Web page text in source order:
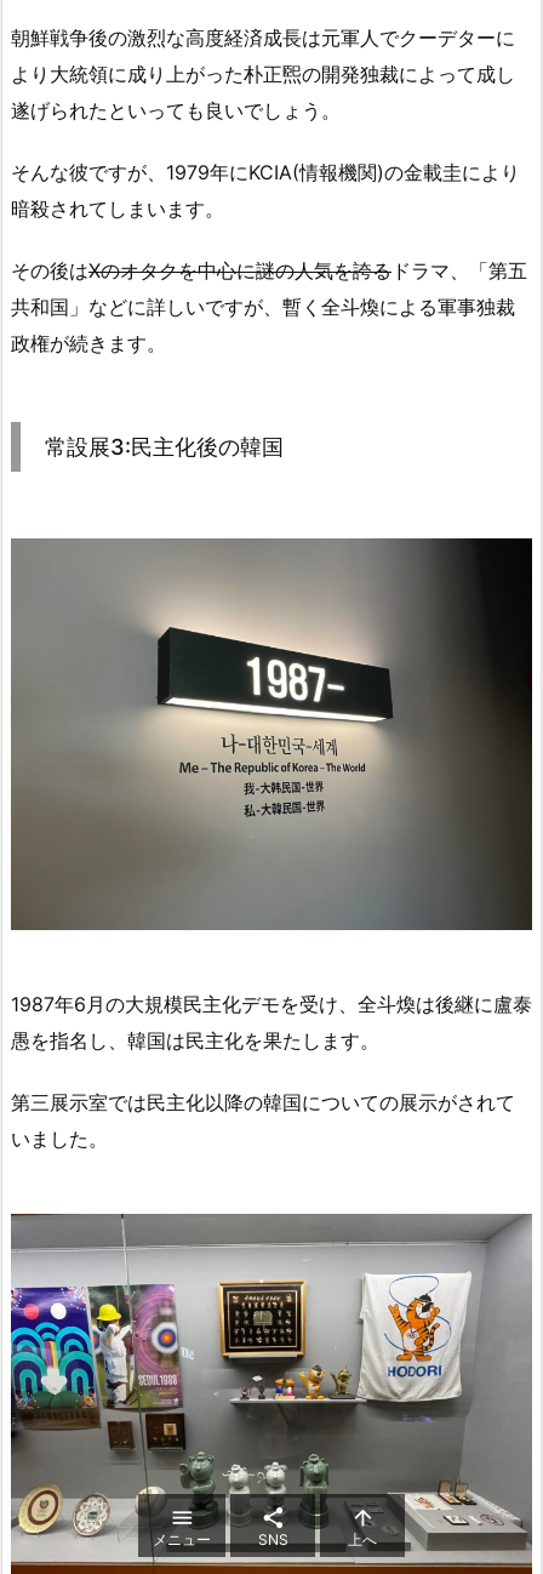
朝鮮戦争後の激烈な高度経済成長は元軍人でクーデターに
より大統領に成り上がった朴正煕の開発独裁によって成し
遂げられたといっても良いでしょう。
そんな彼ですが、1979年にKCIA(情報機関)の金載圭により
暗殺されてしまいます。
その後はXのオタクを中心に謎の人気を誇る ドラマ、「第五
共和国」などに詳しいですが、暫く全斗煥による軍事独裁
政権が続きます。
常設展3:民主化後の韓国
1987年6月の大規模民主化デモを受け、全斗煥は後継に盧泰
愚を指名し、韓国は民主化を果たします。
第三展示室では民主化以降の韓国についての展示がされて
いました。

メニュー

SNS

上へ